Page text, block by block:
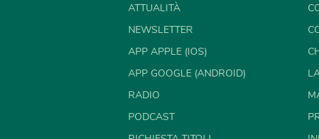
ATTUALITÀ
NEWSLETTER
APP APPLE (IOS)
APP GOOGLE (ANDROID)
RADIO
PODCAST